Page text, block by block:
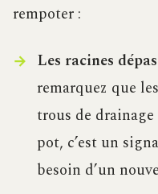
rempoter :
Les racines
remarquez que
trous de
pot, c’est un
besoin d’un